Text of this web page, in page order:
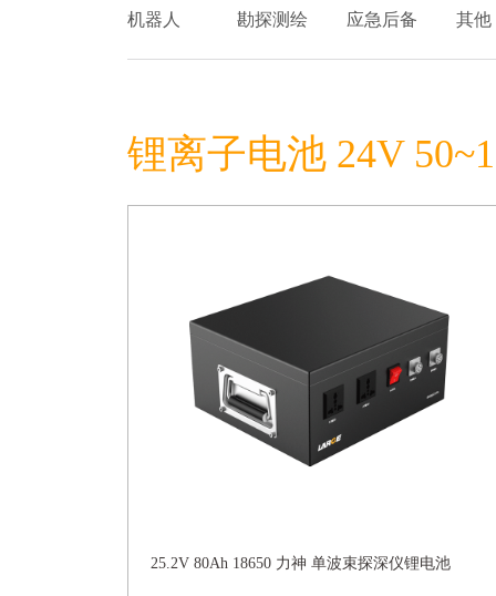
机器人
勘探测绘 应急后备 其他
锂离子电池 24V
25.2V 80Ah 18650 力神 单波束探深仪锂电池